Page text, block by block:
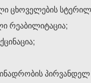
ცხოველების
რეაბილიტაცია;